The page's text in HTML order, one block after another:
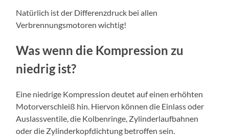
Natürlich ist der Differenzdruck bei allen
Verbrennungsmotoren wichtig!
Was wenn die Kompression zu
niedrig ist?
Eine niedrige Kompression deutet auf einen erhöhten
Motorverschleiß hin. Hiervon können die Einlass oder
Auslassventile, die Kolbenringe, Zylinderlaufbahnen
oder die Zylinderkopfdichtung betroffen sein.